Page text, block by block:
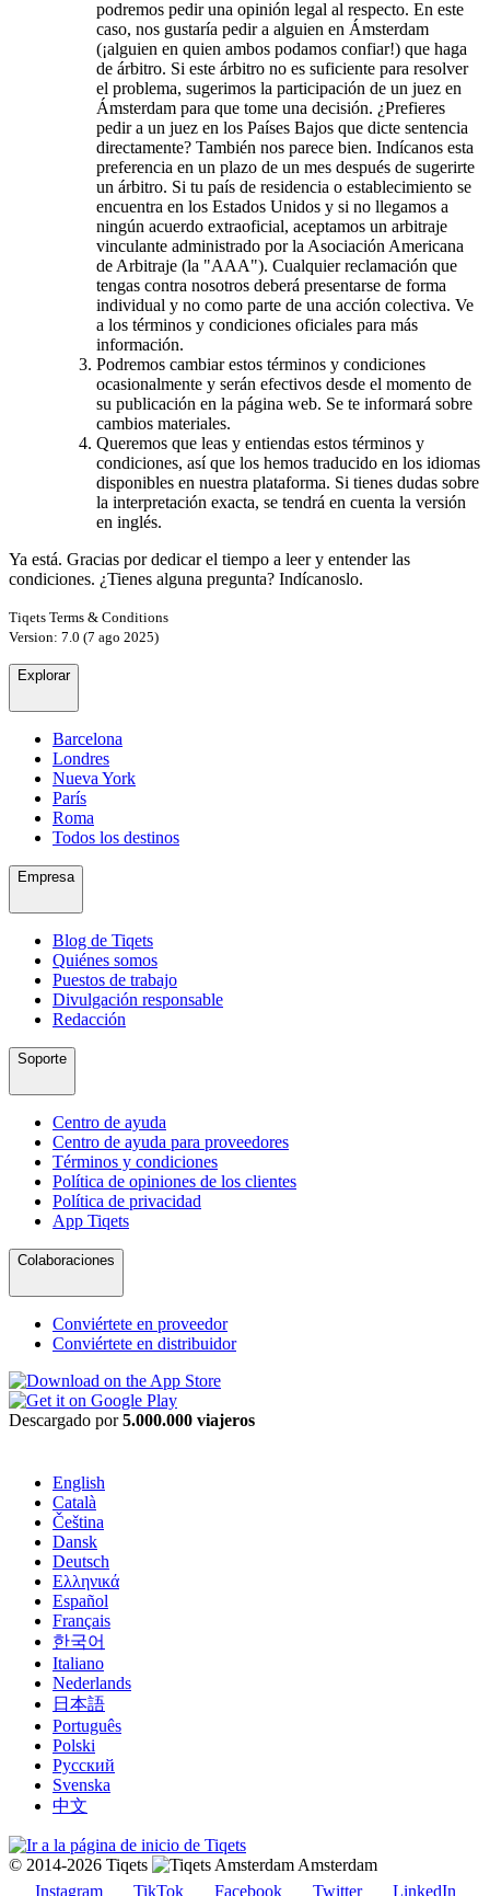
podremos pedir una opinión legal al respecto. En este
caso, nos gustaría pedir a alguien en Ámsterdam
(¡alguien en quien ambos podamos confiar!) que haga
de árbitro. Si este árbitro no es suficiente para resolver
el problema, sugerimos la participación de un juez en
Ámsterdam para que tome una decisión. ¿Prefieres
pedir a un juez en los Países Bajos que dicte sentencia
directamente? También nos parece bien. Indícanos esta
preferencia en un plazo de un mes después de sugerirte
un árbitro. Si tu país de residencia o establecimiento se
encuentra en los Estados Unidos y si no llegamos a
ningún acuerdo extraoficial, aceptamos un arbitraje
vinculante administrado por la Asociación Americana
de Arbitraje (la "AAA"). Cualquier reclamación que
tengas contra nosotros deberá presentarse de forma
individual y no como parte de una acción colectiva. Ve
a los términos y condiciones oficiales para más
información.
Podremos cambiar estos términos y condiciones
ocasionalmente y serán efectivos desde el momento de
su publicación en la página web. Se te informará sobre
cambios materiales.
Queremos que leas y entiendas estos términos y
condiciones, así que los hemos traducido en los idiomas
disponibles en nuestra plataforma. Si tienes dudas sobre
la interpretación exacta, se tendrá en cuenta la versión
en inglés.
Ya está. Gracias por dedicar el tiempo a leer y entender las
condiciones. ¿Tienes alguna pregunta? Indícanoslo.
Tiqets Terms & Conditions
Version: 7.0 (7 ago 2025)
Explorar
Barcelona
Londres
Nueva York
París
Roma
Todos los destinos
Empresa
Blog de Tiqets
Quiénes somos
Puestos de trabajo
Divulgación responsable
Redacción
Soporte
Centro de ayuda
Centro de ayuda para proveedores
Términos y condiciones
Política de opiniones de los clientes
Política de privacidad
App Tiqets
Colaboraciones
Conviértete en proveedor
Conviértete en distribuidor
Descargado por5.000.000 viajeros
English
Català
Čeština
Dansk
Deutsch
Ελληνικά
Español
Français
한국어
Italiano
Nederlands
日本語
Português
Polski
Русский
Svenska
中文
© 2014-2026 Tiqets
Amsterdam
Instagram
TikTok Facebook Twitter LinkedIn